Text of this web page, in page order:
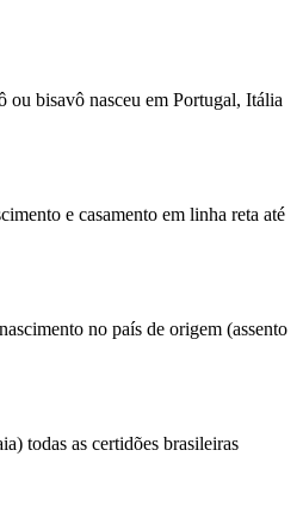
ou bisavô nasceu em Portugal, Itália
e casamento em linha reta até
no país de origem (assento
todas as certidões brasileiras